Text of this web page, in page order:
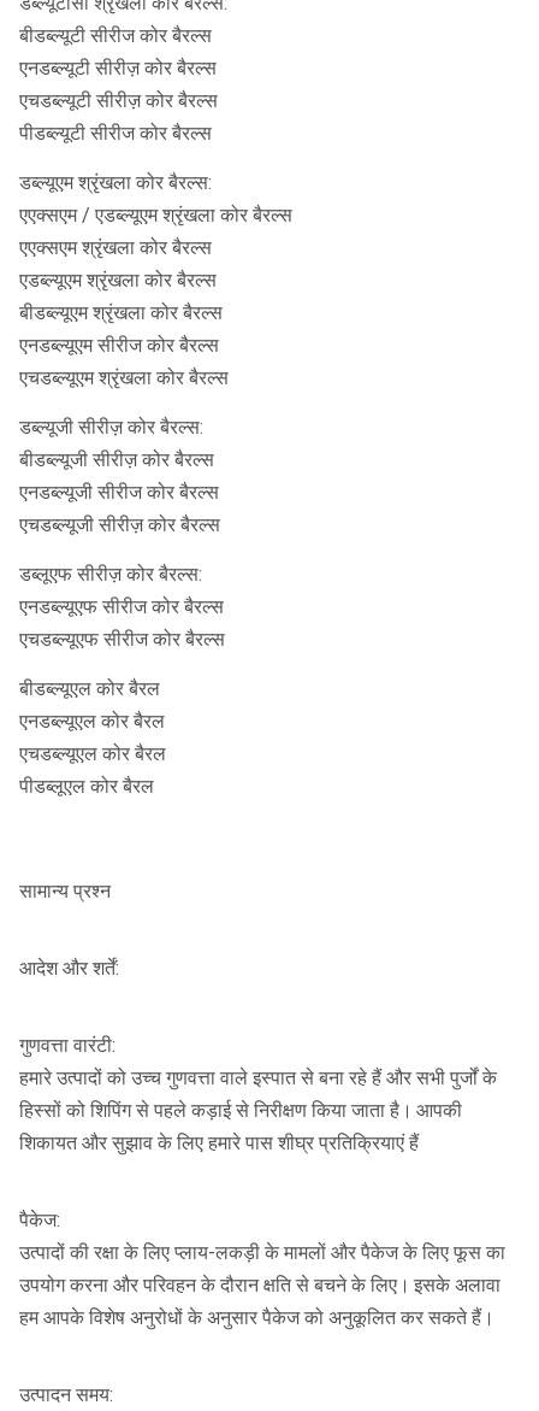
बीडब्ल्यूटी सीरीज कोर बैरल्स
एनडब्ल्यूटी सीरीज़ कोर बैरल्स
एचडब्ल्यूटी सीरीज़ कोर बैरल्स
पीडब्ल्यूटी सीरीज कोर बैरल्स
डब्ल्यूएम श्रृंखला कोर बैरल्स:
एएक्सएम / एडब्ल्यूएम श्रृंखला कोर बैरल्स
एएक्सएम श्रृंखला कोर बैरल्स
एडब्ल्यूएम श्रृंखला कोर बैरल्स
बीडब्ल्यूएम श्रृंखला कोर बैरल्स
एनडब्ल्यूएम सीरीज कोर बैरल्स
एचडब्ल्यूएम श्रृंखला कोर बैरल्स
डब्ल्यूजी सीरीज़ कोर बैरल्स:
बीडब्ल्यूजी सीरीज़ कोर बैरल्स
एनडब्ल्यूजी सीरीज कोर बैरल्स
एचडब्ल्यूजी सीरीज़ कोर बैरल्स
डब्लूएफ सीरीज़ कोर बैरल्स:
एनडब्ल्यूएफ सीरीज कोर बैरल्स
एचडब्ल्यूएफ सीरीज कोर बैरल्स
बीडब्ल्यूएल कोर बैरल
एनडब्ल्यूएल कोर बैरल
एचडब्ल्यूएल कोर बैरल
पीडब्लूएल कोर बैरल
सामान्य प्रश्न
आदेश और शर्तें:
गुणवत्ता वारंटी:
हमारे उत्पादों को उच्च गुणवत्ता वाले इस्पात से बना रहे हैं और सभी पुर्जों के
हिस्सों को शिपिंग से पहले कड़ाई से निरीक्षण किया जाता है। आपकी
शिकायत और सुझाव के लिए हमारे पास शीघ्र प्रतिक्रियाएं हैं
पैकेज:
उत्पादों की रक्षा के लिए प्लाय-लकड़ी के मामलों और पैकेज के लिए फूस का
उपयोग करना और परिवहन के दौरान क्षति से बचने के लिए। इसके अलावा
हम आपके विशेष अनुरोधों के अनुसार पैकेज को अनुकूलित कर सकते हैं।
उत्पादन समय: